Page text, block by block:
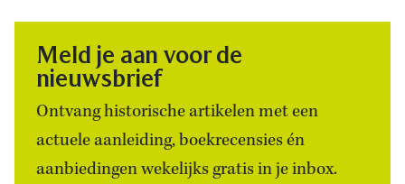
Meld je aan voor de
nieuwsbrief
Ontvang historische artikelen met een
actuele aanleiding, boekrecensies én
aanbiedingen wekelijks gratis in je inbox.